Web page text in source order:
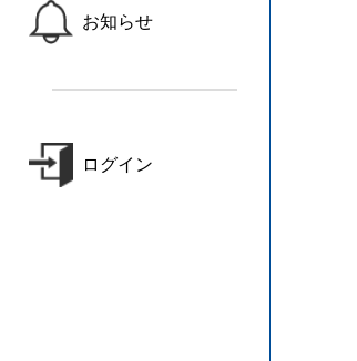
お知らせ
ログイン